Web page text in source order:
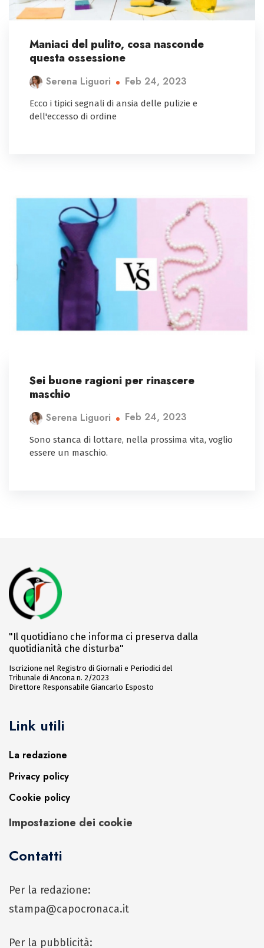
Maniaci del pulito, cosa nasconde
questa ossessione
Serena Liguori Feb 24, 2023
Ecco i tipici segnali di ansia delle pulizie e
dell'eccesso di ordine
Sei buone ragioni per rinascere
maschio
Serena Liguori Feb 24, 2023
Sono stanca di lottare, nella prossima vita, voglio
essere un maschio.
"Il quotidiano che informa ci preserva dalla
quotidianità che disturba"
Iscrizione nel Registro di Giornali e Periodici del
Tribunale di Ancona n. 2/2023
Direttore Responsabile Giancarlo Esposto
Link utili
La redazione
Privacy policy
Cookie policy
Impostazione dei cookie
Contatti
Per la redazione:
stampa@capocronaca.it
Per la pubblicità: